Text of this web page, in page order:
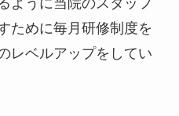
ように当院のスタッフ
ために毎月研修制度を
レベルアップをしてい